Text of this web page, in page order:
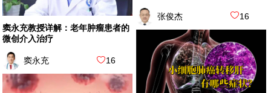
张俊杰
16
窦永充教授详解：老年肿瘤患者的
微创介入治疗
窦永充 16